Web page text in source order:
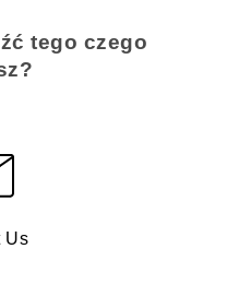
tego czego
Us